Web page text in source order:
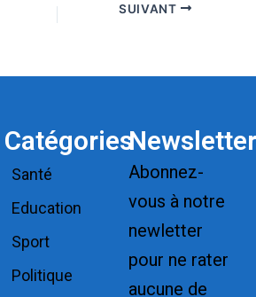
SUIVANT
Catégories
Santé
Education
Sport
Politique
Newsletter
Abonnez-
vous à notre
newletter
pour ne rater
aucune de